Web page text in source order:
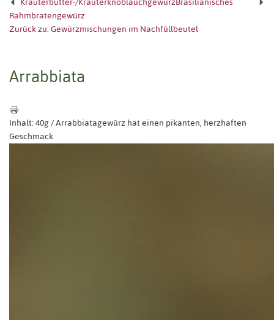
Rahmbratengewürz
Zurück zu: Gewürzmischungen im Nachfüllbeutel
Arrabbiata
Inhalt: 40g / Arrabbiatagewürz hat einen pikanten, herzhaften
Geschmack